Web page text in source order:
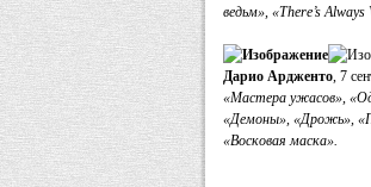
ведьм», «There’s
Дарио Ардженто, 7
«Мастера ужасов»,
«Демоны», «Дрожь»,
«Восковая маска».